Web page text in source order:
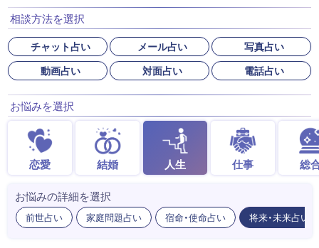
相談方法を選択
チャット占い メール占い
写真占い
動画占い
対面占い 電話占い
お悩みを選択
恋愛 結婚 人生 仕事 総
お悩みの詳細を選択
前世占い 家庭問題占い 宿命・使命占い 将来・未来占い